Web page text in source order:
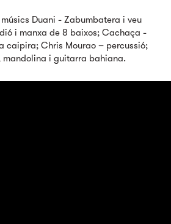
Duani - Zabumbatera i veu
i manxa de 8 baixos; Cachaça -
caipira; Chris Mourao – percussió;
mandolina i guitarra bahiana.